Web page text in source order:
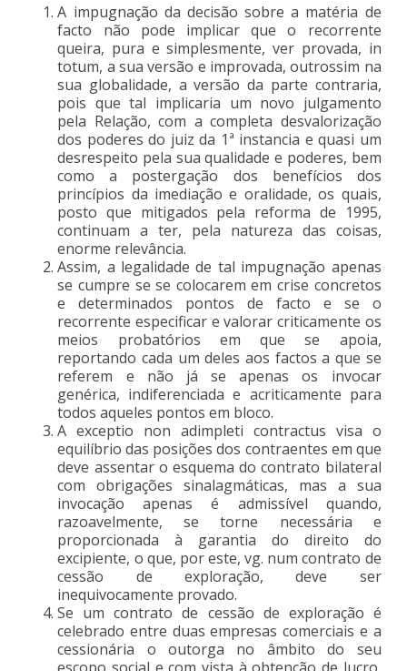
A impugnação da decisão sobre a matéria de
facto não pode implicar que o recorrente
queira, pura e simplesmente, ver provada, in
totum, a sua versão e improvada, outrossim na
sua globalidade, a versão da parte contraria,
pois que tal implicaria um novo julgamento
pela Relação, com a completa desvalorização
dos poderes do juiz da 1ª instancia e quasi um
desrespeito pela sua qualidade e poderes, bem
como a postergação dos benefícios dos
princípios da imediação e oralidade, os quais,
posto que mitigados pela reforma de 1995,
continuam a ter, pela natureza das coisas,
enorme relevância.
Assim, a legalidade de tal impugnação apenas
se cumpre se se colocarem em crise concretos
e determinados pontos de facto e se o
recorrente especificar e valorar criticamente os
meios probatórios em que se apoia,
reportando cada um deles aos factos a que se
referem e não já se apenas os invocar
genérica, indiferenciada e acriticamente para
todos aqueles pontos em bloco.
A exceptio non adimpleti contractus visa o
equilíbrio das posições dos contraentes em que
deve assentar o esquema do contrato bilateral
com obrigações sinalagmáticas, mas a sua
invocação apenas é admissível quando,
razoavelmente, se torne necessária e
proporcionada à garantia do direito do
excipiente, o que, por este, vg. num contrato de
cessão de exploração, deve ser
inequivocamente provado.
Se um contrato de cessão de exploração é
celebrado entre duas empresas comerciais e a
cessionária o outorga no âmbito do seu